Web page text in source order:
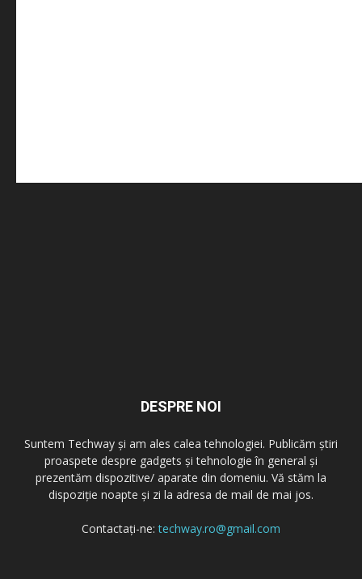
DESPRE NOI
Suntem Techway și am ales calea tehnologiei. Publicăm știri
proaspete despre gadgets și tehnologie în general și
prezentăm dispozitive/ aparate din domeniu. Vă stăm la
dispoziție noapte și zi la adresa de mail de mai jos.
Contactați-ne:techway.ro@gmail.com